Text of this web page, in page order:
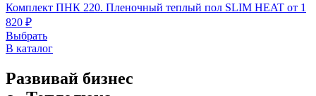
Комплект ПНК 220. Пленочный теплый пол SLIM HEAT от 1
820 ₽
Выбрать
В каталог
Развивай бизнес